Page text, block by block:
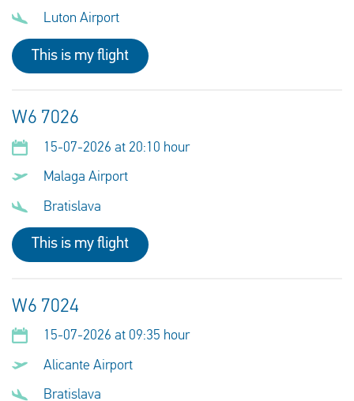
Luton Airport
This is my flight
W6 7026
15-07-2026 at 20:10 hour
Malaga Airport
Bratislava
This is my flight
W6 7024
15-07-2026 at 09:35 hour
Alicante Airport
Bratislava